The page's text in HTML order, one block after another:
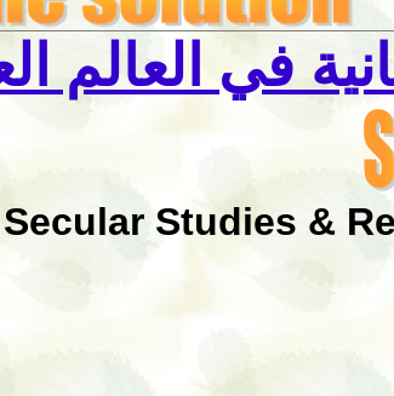
في العالم
Secular Studies &